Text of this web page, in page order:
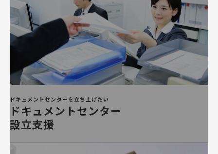
ドキュメントセンターを立ち上げたい
ドキュメントセンター
設立支援